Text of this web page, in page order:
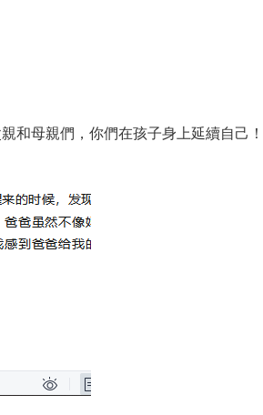
和母親們，你們在孩子身上延續自